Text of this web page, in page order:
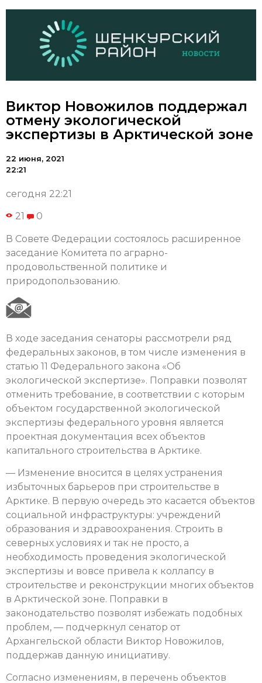
Виктор Новожилов поддержал
отмену экологической
экспертизы в Арктической зоне
22 июня, 2021
22:21
сегодня 22:21
21 0
В Совете Федерации состоялось расширенное
заседание Комитета по аграрно-
продовольственной политике и
природопользованию.
В ходе заседания сенаторы рассмотрели ряд
федеральных законов, в том числе изменения в
статью 11 Федерального закона «Об
экологической экспертизе». Поправки позволят
отменить требование, в соответствии с которым
объектом государственной экологической
экспертизы федерального уровня является
проектная документация всех объектов
капитального строительства в Арктике.
— Изменение вносится в целях устранения
избыточных барьеров при строительстве в
Арктике. В первую очередь это касается объектов
социальной инфраструктуры: учреждений
образования и здравоохранения. Строить в
северных условиях и так не просто, а
необходимость проведения экологической
экспертизы и вовсе привела к коллапсу в
строительстве и реконструкции многих объектов
в Арктической зоне. Поправки в
законодательство позволят избежать подобных
проблем, — подчеркнул сенатор от
Архангельской области Виктор Новожилов,
поддержав данную инициативу.
Согласно изменениям, в перечень объектов